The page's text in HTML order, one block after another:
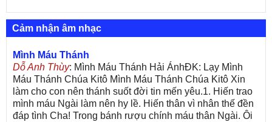
Cảm nhận âm nhạc
Mình Máu Thánh
Dỗ Anh Thùy: Mình Máu Thánh Hải ÁnhĐK: Lạy Mình
Máu Thánh Chúa Kitô Mình Máu Thánh Chúa Kitô Xin
làm cho con nên thánh suốt đời tin mến yêu.1. Hiến trao
mình máu Ngài làm nên hy lề. Hiến thân vì nhân thế đền
đáp tình Cha! Trong bánh rượu chính máu thân Ngài. Ôi